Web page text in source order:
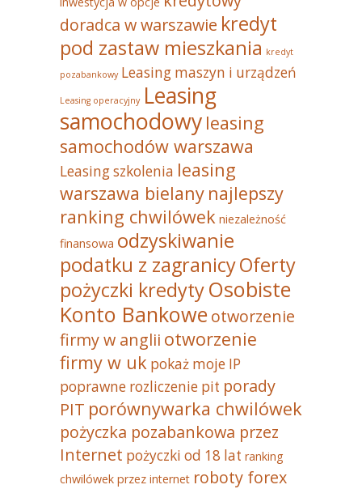
doradca w warszawie kredyt
pod zastaw mieszkania kredyt
pozabankowy Leasing maszyn i urządzeń
Leasing operacyjny Leasing
samochodowy leasing
samochodów warszawa
Leasing szkolenia leasing
warszawa bielany najlepszy
ranking chwilówek niezależność
finansowa odzyskiwanie
podatku z zagranicyOferty
pożyczki kredytyOsobiste
Konto Bankoweotworzenie
firmy w anglii otworzenie
firmy w uk pokaż moje IP
poprawne rozliczenie pit porady
PIT porównywarka chwilówek
pożyczka pozabankowa przez
Internet pożyczki od 18 lat ranking
chwilówek przez internet roboty forex